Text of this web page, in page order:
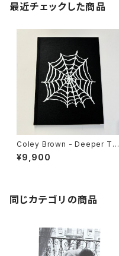
最近チェックした商品
Coley Brown - Deeper Tha
n Night (古本)
¥9,900
同じカテゴリの商品